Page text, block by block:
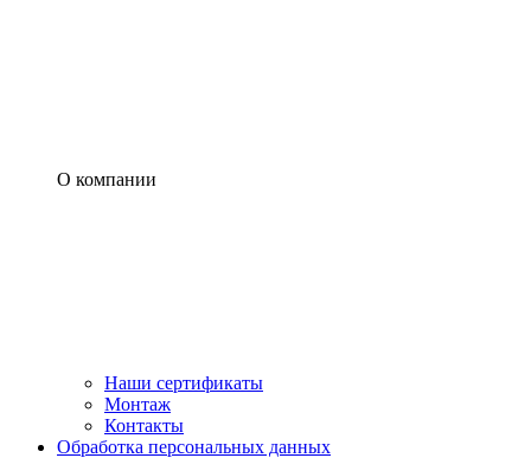
О компании
Наши сертификаты
Монтаж
Контакты
Обработка персональных данных